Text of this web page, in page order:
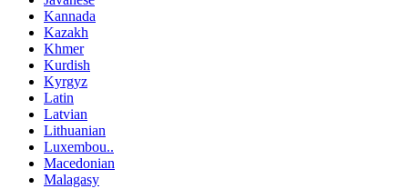
Kannada
Kazakh
Khmer
Kurdish
Kyrgyz
Latin
Latvian
Lithuanian
Luxembou..
Macedonian
Malagasy